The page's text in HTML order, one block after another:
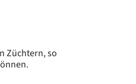
Züchtern, so